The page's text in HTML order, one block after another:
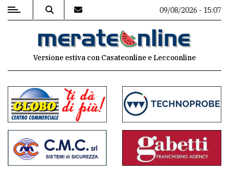
MENU
commenti
Contenuti
del
sito
09/08/2026 - 15:07
Versione estiva con Casateonline e Leccoonline